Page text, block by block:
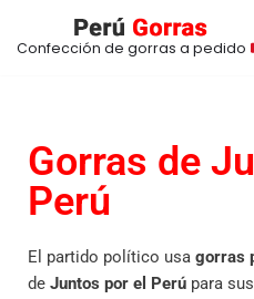
Saltar
Confección de gorras a pedido
Gorras de
Perú
El partido político usa gorras
de Juntos por el Perú para